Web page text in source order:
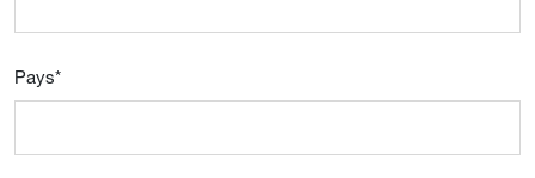
Pays*